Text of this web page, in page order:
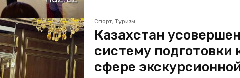
Спорт, Туризм
Казахстан
систему подготовки
сфере